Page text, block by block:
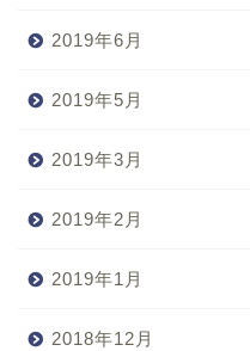
2019年6月
2019年5月
2019年3月
2019年2月
2019年1月
2018年12月